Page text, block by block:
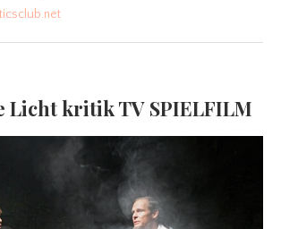
Licht kritik TV SPIELFILM